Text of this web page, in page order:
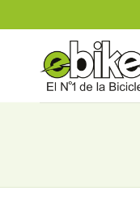
al
contenido